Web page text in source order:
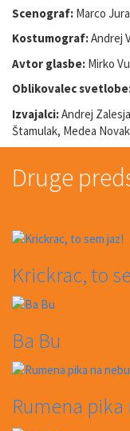
Scenograf: Marco
Kostumograf:Andrej
Avtor glasbe: Mirko
Oblikovalec
Izvajalci:Andrej
Štamulak, Medea Novak
Druge
Krickrac, to
Ba Bu
Rumena pika